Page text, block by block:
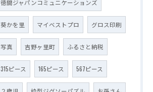
徳間ジャパンコミュニケーションズ
葵かを里 マイベストプロ グロス印刷
写真 吉野ヶ里町 ふるさと納税
315ピース 165ピース 567ピース